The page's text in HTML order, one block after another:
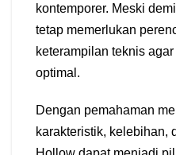
kontemporer. Meski
tetap memerlukan
keterampilan teknis
optimal.
Dengan pemahaman
karakteristik, kelebihan,